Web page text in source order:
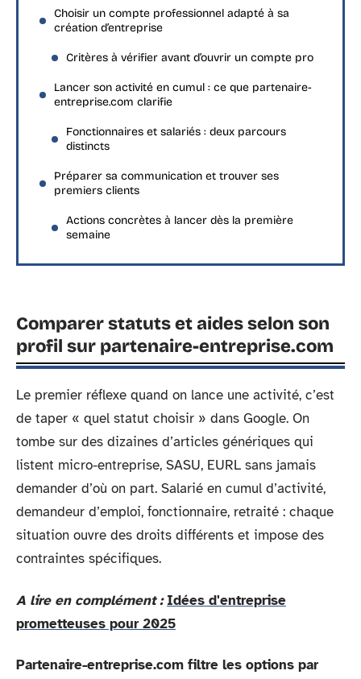
Choisir un compte professionnel adapté à sa
création d’entreprise
Critères à vérifier avant d’ouvrir un compte pro
Lancer son activité en cumul : ce que partenaire-
entreprise.com clarifie
Fonctionnaires et salariés : deux parcours
distincts
Préparer sa communication et trouver ses
premiers clients
Actions concrètes à lancer dès la première
semaine
Comparer statuts et aides selon son
profil sur partenaire-entreprise.com
Le premier réflexe quand on lance une activité, c’est
de taper « quel statut choisir » dans Google. On
tombe sur des dizaines d’articles génériques qui
listent micro-entreprise, SASU, EURL sans jamais
demander d’où on part. Salarié en cumul d’activité,
demandeur d’emploi, fonctionnaire, retraité : chaque
situation ouvre des droits différents et impose des
contraintes spécifiques.
A lire en complément : Idées d'entreprise
prometteuses pour 2025
Partenaire-entreprise.com filtre les options par